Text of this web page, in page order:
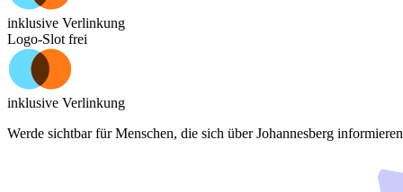
inklusive Verlinkung
Logo-Slot frei
inklusive Verlinkung
Werde sichtbar für Menschen, die sich überJohannesberg